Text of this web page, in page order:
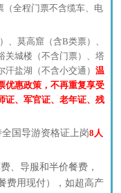
（全程门票不含缆车、电
、莫高窟（含B类票）、
关城楼 （不含门票）、塔
汗盐湖 （不含小交通） 温
优惠政策，不再重复享受
证、军官证、老年证、残
国导游资格证上岗8人
、导服和半价餐费 ，
费用现付），如超高产